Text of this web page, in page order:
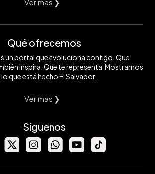
Ver mas ❯
Qué ofrecemos
un portal que evoluciona contigo. Que
inspira. Que te representa. Mostramos
lo que está hecho El Salvador.
Ver mas ❯
Síguenos